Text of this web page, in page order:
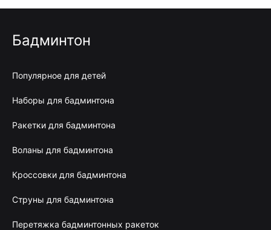
Бадминтон
Популярное для детей
Наборы для бадминтона
Ракетки для бадминтона
Воланы для бадминтона
Кроссовки для бадминтона
Струны для бадминтона
Перетяжка бадминтонных ракеток